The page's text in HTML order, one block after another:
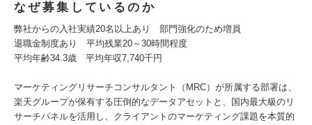
なぜ募集しているのか
弊社からの入社実績20名以上あり 部門強化のため増員
退職金制度あり 平均残業20～30時間程度
平均年齢34.3歳 平均年収7,740千円
マーケティングリサーチコンサルタント（MRC）が所属する部署は、
楽天グループが保有する圧倒的なデータアセットと、国内最大級のリ
サーチパネルを活用し、クライアントのマーケティング課題を本質的